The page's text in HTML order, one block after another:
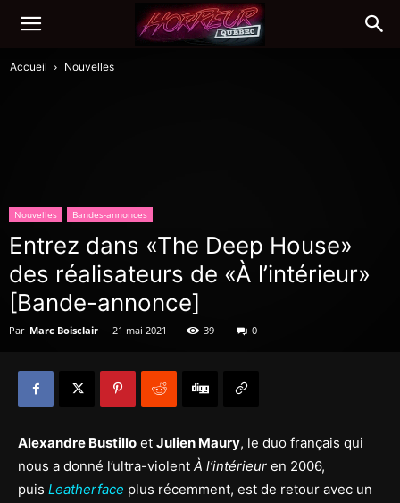
Accueil Nouvelles
Nouvelles Bandes-annonces
Entrez dans «The Deep House»
des réalisateurs de «À l’intérieur»
[Bande-annonce]
Par Marc Boisclair - 21 mai 2021 39 0
Alexandre Bustillo et Julien Maury, le duo français qui
nous a donné l’ultra-violent À l’intérieur en 2006,
puis Leatherface plus récemment, est de retour avec un